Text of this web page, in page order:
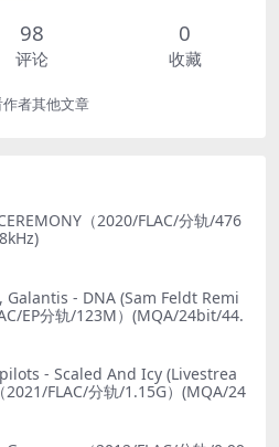
98
评论
0
收藏
作者其他文章
（2020/FLAC/分轨/476
Galantis - DNA (Sam Feldt Remi
EP分轨/123M）(MQA/24bit/44.
- Scaled And Icy (Livestrea
2021/FLAC/分轨/1.15G）(MQA/24